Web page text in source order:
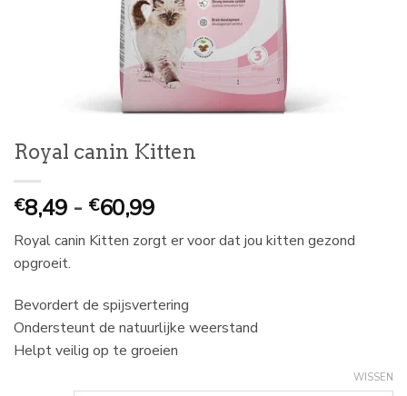
Royal canin Kitten
€8,49 - €60,99Prijsklasse:
€
8,49
€
60,99
Royal canin Kitten zorgt er voor dat jou kitten gezond
opgroeit.
Bevordert de spijsvertering
Ondersteunt de natuurlijke weerstand
Helpt veilig op te groeien
WISSEN